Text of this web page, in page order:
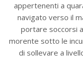
appertenenti a
navigato verso il
portare soccorsi
morente sotto le
di sollevare a